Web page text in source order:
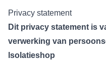
Privacy statement
Dit privacy statement is
verwerking van
lsolatieshop